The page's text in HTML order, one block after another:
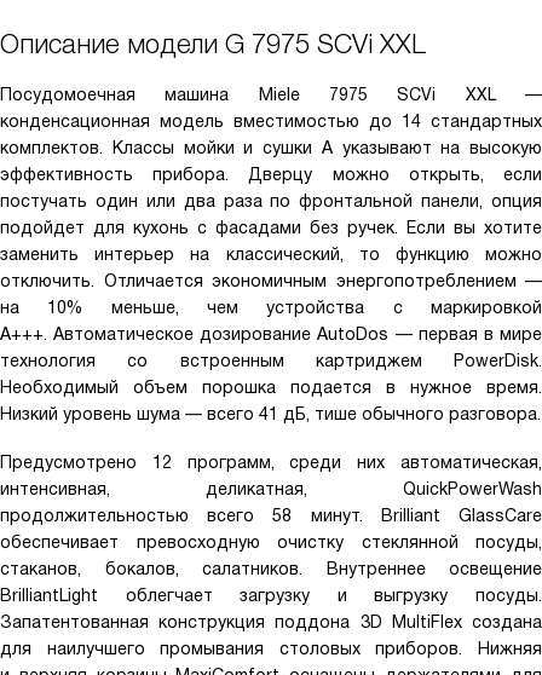
Описание модели G 7975 SCVi XXL
Посудомоечная машина Miele 7975 SCVi XXL —
конденсационная модель вместимостью до 14 стандартных
комплектов. Классы мойки и сушки А указывают на высокую
эффективность прибора. Дверцу можно открыть, если
постучать один или два раза по фронтальной панели, опция
подойдет для кухонь с фасадами без ручек. Если вы хотите
заменить интерьер на классический, то функцию можно
отключить. Отличается экономичным энергопотреблением —
на 10% меньше, чем устройства с маркировкой
А+++. Автоматическое дозирование AutoDos — первая в мире
технология со встроенным картриджем PowerDisk.
Необходимый объем порошка подается в нужное время.
Низкий уровень шума — всего 41 дБ, тише обычного разговора.
Предусмотрено 12 программ, среди них автоматическая,
интенсивная, деликатная, QuickPowerWash
продолжительностью всего 58 минут. Brilliant GlassCare
обеспечивает превосходную очистку стеклянной посуды,
стаканов, бокалов, салатников. Внутреннее освещение
BrilliantLight облегчает загрузку и выгрузку посуды.
Запатентованная конструкция поддона 3D MultiFlex создана
для наилучшего промывания столовых приборов. Нижняя